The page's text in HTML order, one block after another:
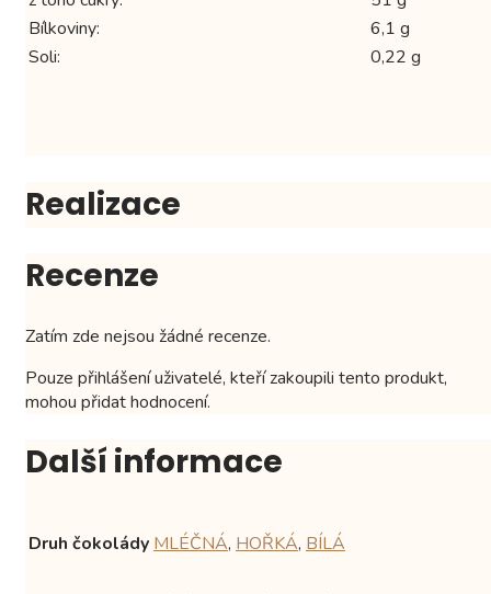
Bílkoviny:
6,1 g
Soli:
0,22 g
Realizace
Recenze
Zatím zde nejsou žádné recenze.
Pouze přihlášení uživatelé, kteří zakoupili tento produkt,
mohou přidat hodnocení.
Další informace
Druh čokoládyMLÉČNÁ, HOŘKÁ, BÍLÁ